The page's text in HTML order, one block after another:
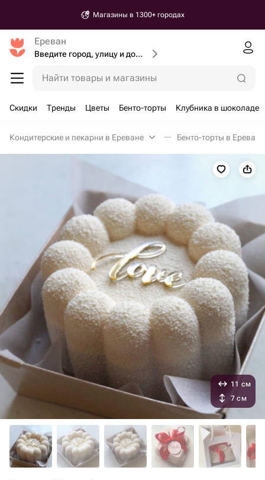
Магазины в 1300+ городах
Ереван
Введите город, улицу и дом доставки
Найти товары и магазины
Скидки Тренды Цветы Бенто-торты Клубника в шоколаде
Кондитерские и пекарни в Ереване Бенто-торты в Ереване
11 см
7 см